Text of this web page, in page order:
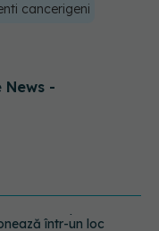
cancerigeni
-